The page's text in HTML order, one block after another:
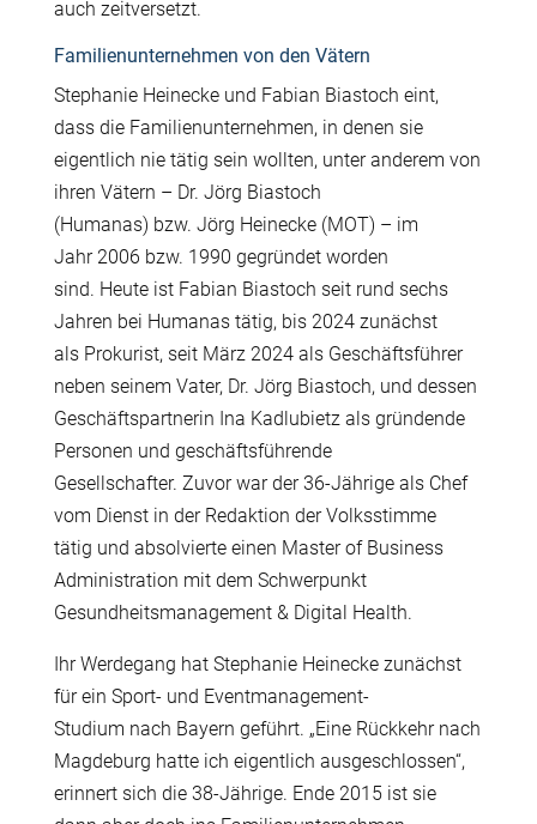
auch zeitversetzt.
Familienunternehmen von den Vätern
Stephanie Heinecke und Fabian Biastoch eint,
dass die Familienunternehmen, in denen sie
eigentlich nie tätig sein wollten, unter anderem von
ihren Vätern – Dr. Jörg Biastoch
(Humanas) bzw. Jörg Heinecke (MOT) – im
Jahr 2006 bzw. 1990 gegründet worden
sind. Heute ist Fabian Biastoch seit rund sechs
Jahren bei Humanas tätig, bis 2024 zunächst
als Prokurist, seit März 2024 als Geschäftsführer
neben seinem Vater, Dr. Jörg Biastoch, und dessen
Geschäftspartnerin Ina Kadlubietz als gründende
Personen und geschäftsführende
Gesellschafter. Zuvor war der 36-Jährige als Chef
vom Dienst in der Redaktion der Volksstimme
tätig und absolvierte einen Master of Business
Administration mit dem Schwerpunkt
Gesundheitsmanagement & Digital Health.
Ihr Werdegang hat Stephanie Heinecke zunächst
für ein Sport- und Eventmanagement-
Studium nach Bayern geführt. „Eine Rückkehr nach
Magdeburg hatte ich eigentlich ausgeschlossen“,
erinnert sich die 38-Jährige. Ende 2015 ist sie